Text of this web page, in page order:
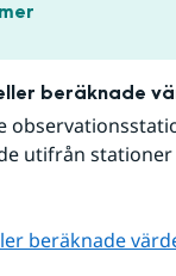
beräknade
utifrån
beräknade